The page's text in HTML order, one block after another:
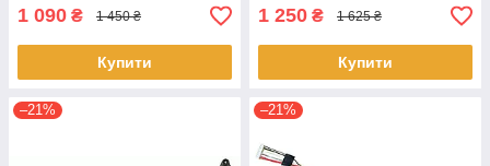
1 090 ₴ 1 450 ₴
Купити
1 250 ₴ 1 625 ₴
Купити
–21% –21%